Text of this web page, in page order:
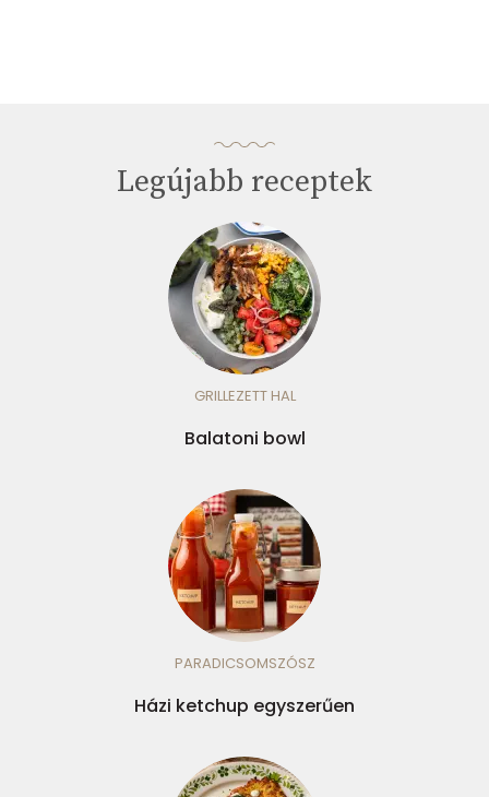
Legújabb receptek
GRILLEZETT HAL
Balatoni bowl
PARADICSOMSZÓSZ
Házi ketchup egyszerűen